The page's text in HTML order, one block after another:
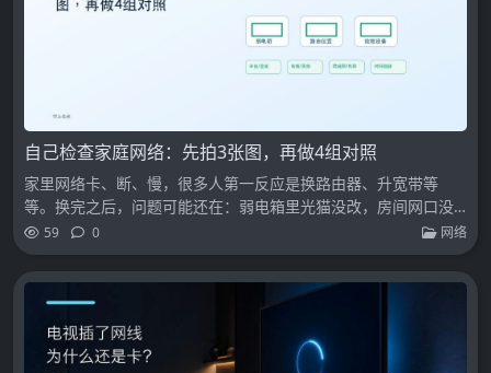
自己检查家庭网络：先拍3张图，再做4组对照
家里网络卡、断、慢，很多人第一反应是换路由器、升宽带等
等。换完之后，问题可能还在：弱电箱里光猫没改，房间网口没
通，AP 回程走错，电视和电脑其实不是同一个问题。
59 0 网络